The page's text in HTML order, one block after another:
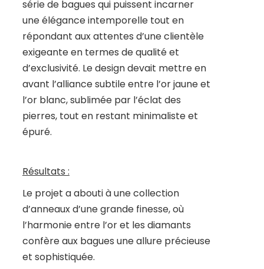
série de bagues qui puissent incarner
une élégance intemporelle tout en
répondant aux attentes d’une clientèle
exigeante en termes de qualité et
d’exclusivité. Le design devait mettre en
avant l’alliance subtile entre l’or jaune et
l’or blanc, sublimée par l’éclat des
pierres, tout en restant minimaliste et
épuré.
Résultats :
Le projet a abouti à une collection
d’anneaux d’une grande finesse, où
l’harmonie entre l’or et les diamants
confère aux bagues une allure précieuse
et sophistiquée.